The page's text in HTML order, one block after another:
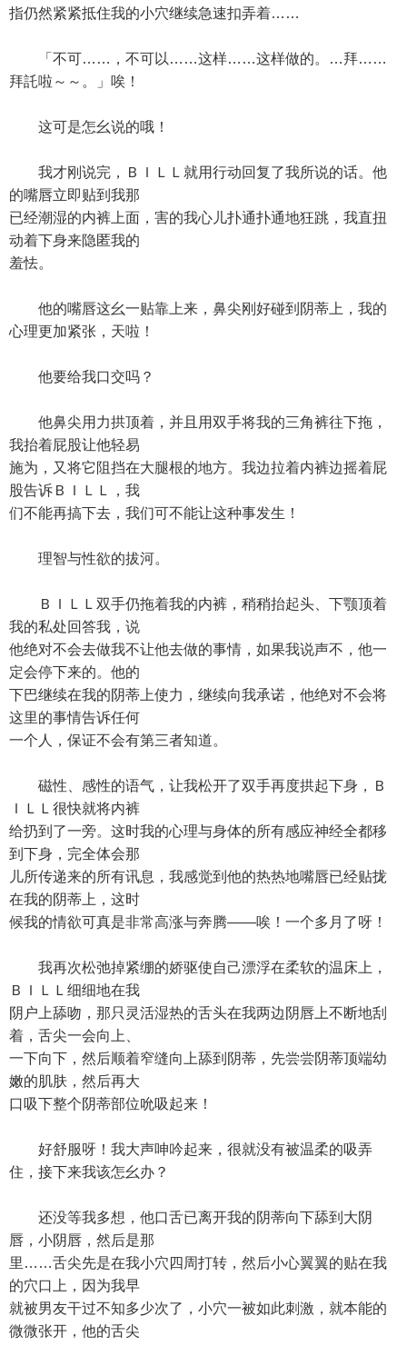
指仍然紧紧抵住我的小穴继续急速扣弄着……
「不可……，不可以……这样……这样做的。…拜……
拜託啦～～。」唉！
这可是怎幺说的哦！
我才刚说完，ＢＩＬＬ就用行动回复了我所说的话。他
的嘴唇立即贴到我那
已经潮湿的内裤上面，害的我心儿扑通扑通地狂跳，我直扭
动着下身来隐匿我的
羞怯。
他的嘴唇这幺一贴靠上来，鼻尖刚好碰到阴蒂上，我的
心理更加紧张，天啦！
他要给我口交吗？
他鼻尖用力拱顶着，并且用双手将我的三角裤往下拖，
我抬着屁股让他轻易
施为，又将它阻挡在大腿根的地方。我边拉着内裤边摇着屁
股告诉ＢＩＬＬ，我
们不能再搞下去，我们可不能让这种事发生！
理智与性欲的拔河。
ＢＩＬＬ双手仍拖着我的内裤，稍稍抬起头、下颚顶着
我的私处回答我，说
他绝对不会去做我不让他去做的事情，如果我说声不，他一
定会停下来的。他的
下巴继续在我的阴蒂上使力，继续向我承诺，他绝对不会将
这里的事情告诉任何
一个人，保证不会有第三者知道。
磁性、感性的语气，让我松开了双手再度拱起下身，Ｂ
ＩＬＬ很快就将内裤
给扔到了一旁。这时我的心理与身体的所有感应神经全都移
到下身，完全体会那
儿所传递来的所有讯息，我感觉到他的热热地嘴唇已经贴拢
在我的阴蒂上，这时
候我的情欲可真是非常高涨与奔腾——唉！一个多月了呀！
我再次松弛掉紧绷的娇驱使自己漂浮在柔软的温床上，
ＢＩＬＬ细细地在我
阴户上舔吻，那只灵活湿热的舌头在我两边阴唇上不断地刮
着，舌尖一会向上、
一下向下，然后顺着窄缝向上舔到阴蒂，先尝尝阴蒂顶端幼
嫩的肌肤，然后再大
口吸下整个阴蒂部位吮吸起来！
好舒服呀！我大声呻吟起来，很就没有被温柔的吸弄
住，接下来我该怎幺办？
还没等我多想，他口舌已离开我的阴蒂向下舔到大阴
唇，小阴唇，然后是那
里……舌尖先是在我小穴四周打转，然后小心翼翼的贴在我
的穴口上，因为我早
就被男友干过不知多少次了，小穴一被如此刺激，就本能的
微微张开，他的舌尖